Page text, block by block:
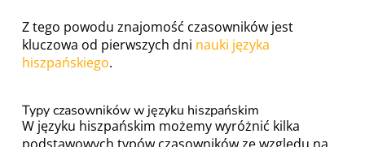
Z tego powodu znajomość czasowników jest
kluczowa od pierwszych dni nauki języka
hiszpańskiego.
Typy czasowników w języku hiszpańskim
W języku hiszpańskim możemy wyróżnić kilka